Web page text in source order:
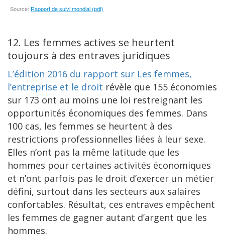
12. Les femmes actives se heurtent
toujours à des entraves juridiques
L’édition 2016 du rapport sur Les femmes,
l’entreprise et le droit révèle que 155 économies
sur 173 ont au moins une loi restreignant les
opportunités économiques des femmes. Dans
100 cas, les femmes se heurtent à des
restrictions professionnelles liées à leur sexe.
Elles n’ont pas la même latitude que les
hommes pour certaines activités économiques
et n’ont parfois pas le droit d’exercer un métier
défini, surtout dans les secteurs aux salaires
confortables. Résultat, ces entraves empêchent
les femmes de gagner autant d’argent que les
hommes.